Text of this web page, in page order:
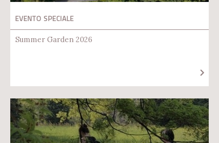
EVENTO SPECIALE
Summer Garden 2026